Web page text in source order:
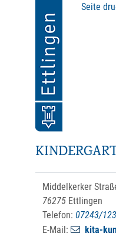
Seite
Middelkerker
76275 Ettlingen
Telefon: 07243/
E-Mail:
kita-